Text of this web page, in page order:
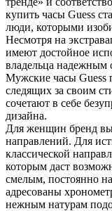
купить часы Guess
люди, которыми
Несмотря на
имеют достойное
владельца надежным
Мужские часы Guess
следящих за своим
сочетают в себе
дизайна.
Для женщин бренд
направлений. Для
классической
которым даст
смелым, постоянно
адресованы
нежным натурам